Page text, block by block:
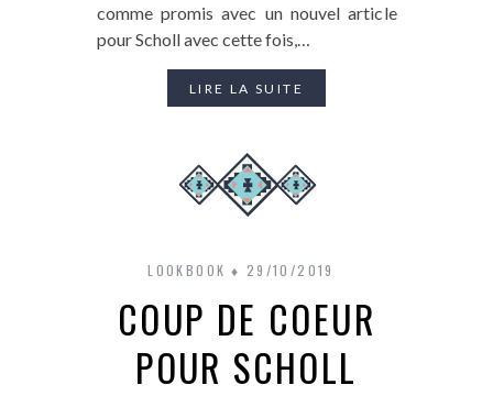
comme promis avec un nouvel article
pour Scholl avec cette fois,…
LIRE LA SUITE
LOOKBOOK 29/10/2019
COUP DE COEUR
POUR SCHOLL